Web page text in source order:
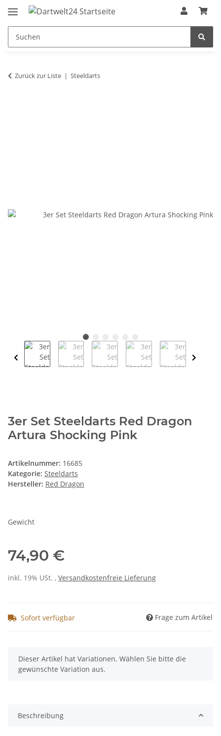
Zurück zur Liste Steeldarts
3er Set Steeldarts Red Dragon
Artura Shocking Pink
Artikelnummer: 16685
Kategorie: Steeldarts
Hersteller: Red Dragon
Gewicht
74,90 €
inkl. 19% USt. , Versandkostenfreie Lieferung
Sofort verfügbar Frage zum Artikel
x
Dieser Artikel hat Variationen. Wählen Sie bitte die
gewünschte Variation aus.
Beschreibung